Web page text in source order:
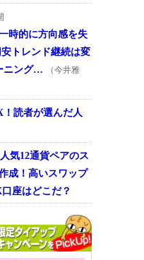
時的に方向感を失
トレンド継続は変
ニング…
（今井雅
！読者が選んだ人
気12通貨ペアのス
成！高いスワップ
座はどこだ？